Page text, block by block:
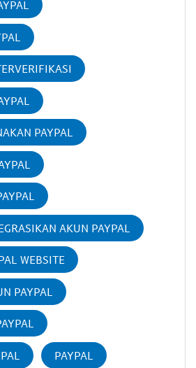
PAYPAL
AKUN PAYPAL
WEBSITE
PAYPAL
PAYPAL